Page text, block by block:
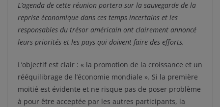
L’agenda de cette réunion portera sur la sauvegarde de la
reprise économique dans ces temps incertains et les
responsables du trésor américain ont clairement annoncé
leurs priorités et les pays qui doivent faire des efforts.
L’objectif est clair : « la promotion de la croissance et un
rééquilibrage de l’économie mondiale ». Si la première
moitié est évidente et ne risque pas de poser problème
à pour être acceptée par les autres participants, la